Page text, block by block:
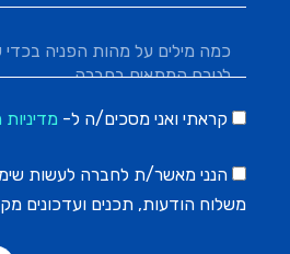
קראתי ואני מסכים/ה ל-
הנני מאשר/ת לחברה לעשות
משלוח הודעות, תכנים ועדכונים